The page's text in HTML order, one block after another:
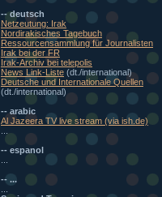
-- deutsch
Netzeutung: Irak
Nordirakisches Tagebuch
Ressourcensammlung für Journalisten
Irak bei der FR
Irak-Archiv bei telepolis
News Link-Liste (dt./international)
Deutsche und Internationale Quellen
(dt./international)
-- arabic
Al Jazeera TV live stream (via ish.de)
-- espanol
-- ...